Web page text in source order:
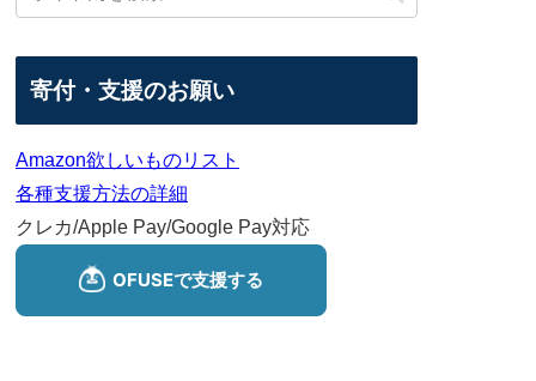
寄付・支援のお願い
Amazon欲しいものリスト
各種支援方法の詳細
クレカ/Apple Pay/Google Pay対応